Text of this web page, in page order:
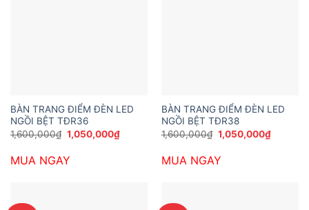
BÀN TRANG ĐIỂM ĐÈN LED
NGỒI BỆT TĐR36
1,600,000₫ Giá
gốc
1,600,000₫.
1,050,000₫Giá
hiện
MUA NGAY
BÀN TRANG ĐIỂM ĐÈN LED
NGỒI BỆT TĐR38
1,600,000₫ Giá
gốc
1,600,000₫.
1,050,000₫Giá
hiện
MUA NGAY